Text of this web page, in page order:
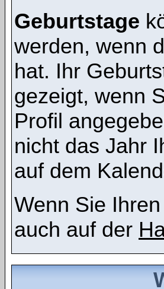
Geburtstage
werden, wenn
hat. Ihr
gezeigt, wenn
Profil
nicht das Jahr
auf dem
Wenn Sie
auch auf der